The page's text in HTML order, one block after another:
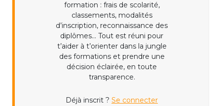
formation : frais de scolarité,
classements, modalités
d’inscription, reconnaissance des
diplômes... Tout est réuni pour
t’aider à t’orienter dans la jungle
des formations et prendre une
décision éclairée, en toute
transparence.
Déjà inscrit ? Se connecter